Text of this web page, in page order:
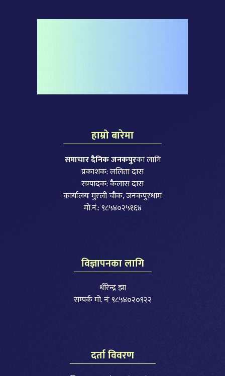
हाम्रो बारेमा
समाचार दैनिक जनकपुरका लागि
प्रकाशक: ललिता दास
सम्पादक: कैलास दास
कार्यालयः मुरली चौक, जनकपुरधाम
मो.नं.: ९८५४०२५१६४
विज्ञापनका लागि
धीरेन्द्र झा
सम्पर्क मो. नंः ९८५४०२०९२२
दर्ता विवरण